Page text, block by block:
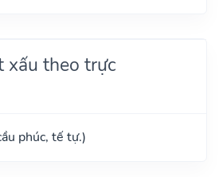
xấu theo trực
phúc, tế tự.)